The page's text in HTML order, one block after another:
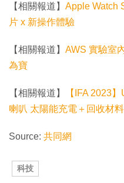
【相關報道】 Apple Watch
片 x 新操作體驗
【相關報道】 AWS 實驗室
為寶
【相關報道】
【IFA 2023
喇叭 太陽能充電＋回收材
Source: 共同網
科技